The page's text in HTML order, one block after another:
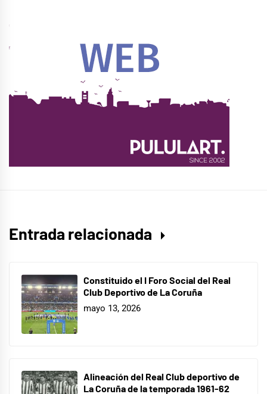
Entrada relacionada
Constituido el I Foro Social del Real
Club Deportivo de La Coruña
mayo 13, 2026
Alineación del Real Club deportivo de
La Coruña de la temporada 1961-62